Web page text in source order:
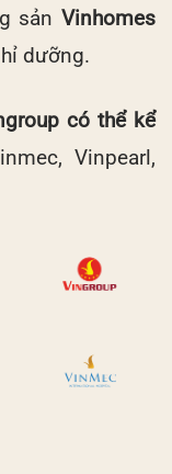
sản Vinhomes
dưỡng.
có thể kể
Vinpearl,